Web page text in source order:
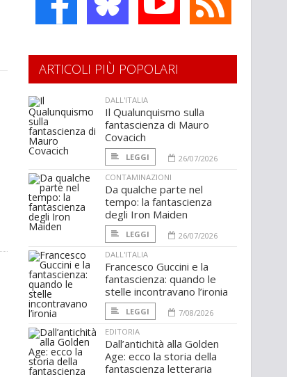
ARTICOLI PIÙ POPOLARI
DALL'ITALIA
Il Qualunquismo sulla
fantascienza di Mauro
Covacich
LEGGI
26/07/2026
CONTAMINAZIONI
Da qualche parte nel
tempo: la fantascienza
degli Iron Maiden
LEGGI
26/07/2026
DALL'ITALIA
Francesco Guccini e la
fantascienza: quando le
stelle incontravano l’ironia
LEGGI
7/08/2026
EDITORIA
Dall’antichità alla Golden
Age: ecco la storia della
fantascienza letteraria